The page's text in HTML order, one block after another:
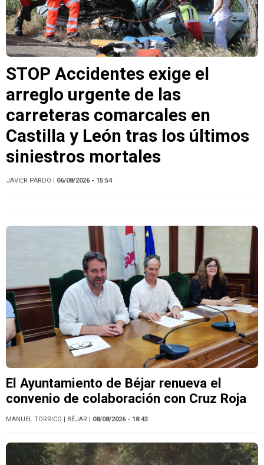
STOP Accidentes exige el
arreglo urgente de las
carreteras comarcales en
Castilla y León tras los últimos
siniestros mortales
JAVIER PARDO | 06/08/2026 - 15:54
El Ayuntamiento de Béjar renueva el
convenio de colaboración con Cruz Roja
MANUEL TORRICO | BÉJAR | 08/08/2026 - 18:43